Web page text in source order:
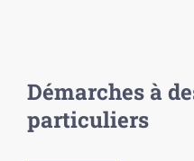
Démarches à
particuliers